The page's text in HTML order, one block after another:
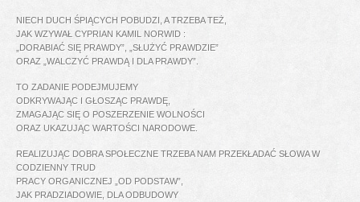
NIECH DUCH ŚPIĄCYCH POBUDZI, A TRZEBA TEŻ,
JAK WZYWAŁ CYPRIAN KAMIL NORWID :
„DORABIAĆ SIĘ PRAWDY”, „SŁUŻYĆ PRAWDZIE”
ORAZ „WALCZYĆ PRAWDĄ I DLA PRAWDY”.
TO ZADANIE PODEJMUJEMY
ODKRYWAJĄC I GŁOSZĄC PRAWDĘ,
ZMAGAJĄC SIĘ O POSZERZENIE WOLNOŚCI
ORAZ UKAZUJĄC WARTOŚCI NARODOWE.
REALIZUJĄC DOBRA SPOŁECZNE TRZEBA NAM PRZEKŁADAĆ SŁOWA W
CODZIENNY TRUD
PRACY ORGANICZNEJ „OD PODSTAW”,
JAK PRADZIADOWIE, DLA ODBUDOWY